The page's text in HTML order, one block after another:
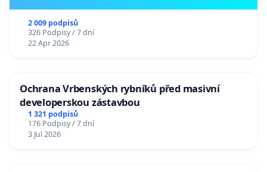
2 009 podpisů
326 Podpisy / 7 dní
22 Apr 2026
Ochrana Vrbenských rybníků před masivní
developerskou zástavbou
1 321 podpisů
176 Podpisy / 7 dní
3 Jul 2026